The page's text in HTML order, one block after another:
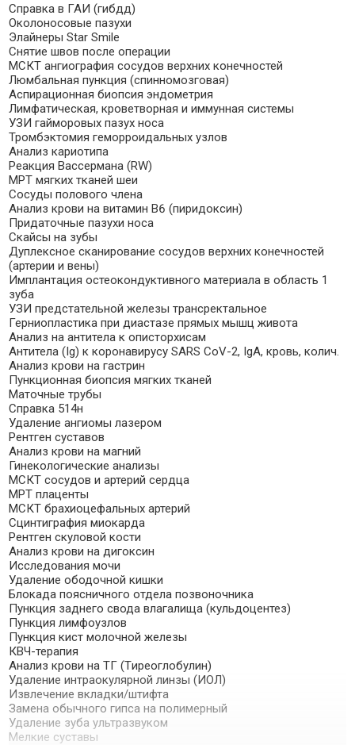
Справка в ГАИ (гибдд)
Околоносовые пазухи
Элайнеры Star Smile
Снятие швов после операции
МСКТ ангиография сосудов верхних конечностей
Люмбальная пункция (спинномозговая)
Аспирационная биопсия эндометрия
Лимфатическая, кроветворная и иммунная системы
УЗИ гайморовых пазух носа
Тромбэктомия геморроидальных узлов
Анализ кариотипа
Реакция Вассермана (RW)
МРТ мягких тканей шеи
Сосуды полового члена
Анализ крови на витамин B6 (пиридоксин)
Придаточные пазухи носа
Скайсы на зубы
Дуплексное сканирование сосудов верхних конечностей
(артерии и вены)
Имплантация остеокондуктивного материала в область 1
зуба
УЗИ предстательной железы трансректальное
Герниопластика при диастазе прямых мышц живота
Анализ на антитела к описторхисам
Антитела (Ig) к коронавирусу SARS CoV-2, IgА, кровь, колич.
Анализ крови на гастрин
Пункционная биопсия мягких тканей
Маточные трубы
Справка 514н
Удаление ангиомы лазером
Рентген суставов
Анализ крови на магний
Гинекологические анализы
МСКТ сосудов и артерий сердца
МРТ плаценты
МСКТ брахиоцефальных артерий
Сцинтиграфия миокарда
Рентген скуловой кости
Анализ крови на дигоксин
Исследования мочи
Удаление ободочной кишки
Блокада поясничного отдела позвоночника
Пункция заднего свода влагалища (кульдоцентез)
Пункция лимфоузлов
Пункция кист молочной железы
КВЧ-терапия
Анализ крови на ТГ (Tиреоглобулин)
Удаление интраокулярной линзы (ИОЛ)
Извлечение вкладки/штифта
Замена обычного гипса на полимерный
Удаление зуба ультразвуком
Мелкие суставы